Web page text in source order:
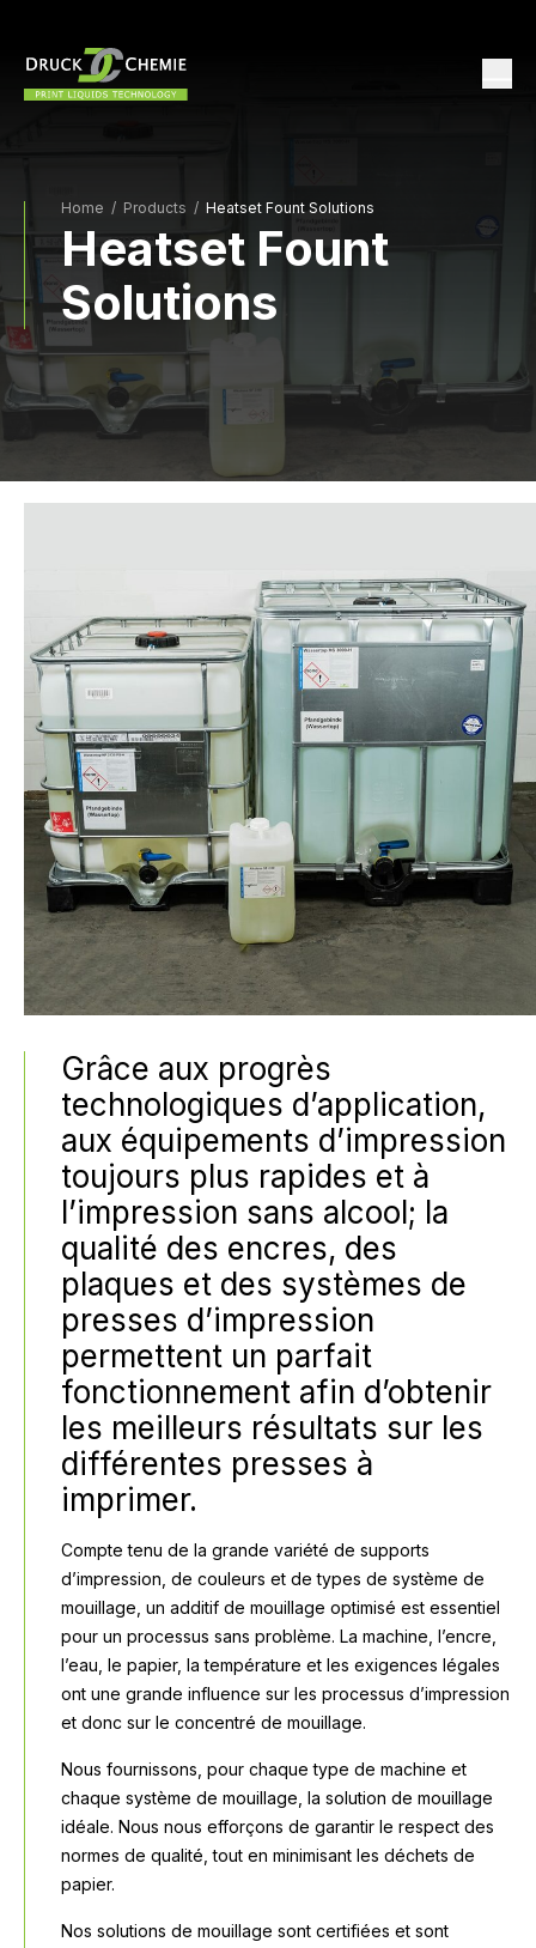
Home / Products / Heatset Fount Solutions
Heatset Fount
Solutions
Grâce aux progrès
technologiques d’application,
aux équipements d’impression
toujours plus rapides et à
l’impression sans alcool; la
qualité des encres, des
plaques et des systèmes de
presses d’impression
permettent un parfait
fonctionnement afin d’obtenir
les meilleurs résultats sur les
différentes presses à
imprimer.
Compte tenu de la grande variété de supports
d’impression, de couleurs et de types de système de
mouillage, un additif de mouillage optimisé est essentiel
pour un processus sans problème. La machine, l’encre,
l’eau, le papier, la température et les exigences légales
ont une grande influence sur les processus d’impression
et donc sur le concentré de mouillage.
Nous fournissons, pour chaque type de machine et
chaque système de mouillage, la solution de mouillage
idéale. Nous nous efforçons de garantir le respect des
normes de qualité, tout en minimisant les déchets de
papier.
Nos solutions de mouillage sont certifiées et sont